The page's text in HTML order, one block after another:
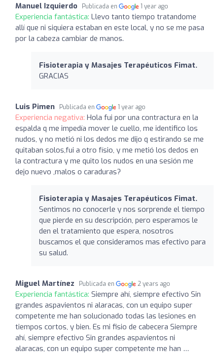
Manuel Izquierdo Publicada en 1 year ago
Experiencia fantástica: Llevo tanto tiempo tratandome
allí que ni siquiera estaban en este local, y no se me pasa
por la cabeza cambiar de manos.
Fisioterapia y Masajes Terapéuticos Fimat.
GRACIAS
Luis Pimen Publicada en 1 year ago
Experiencia negativa: Hola fui por una contractura en la
espalda q me impedía mover le cuello, me identifico los
nudos, y no metió ni los dedos me dijo q estirando se me
quitaban solos,fui a otro físio, y me metió los dedos en
la contractura y me quito los nudos en una sesión me
dejo nuevo ,malos o caraduras?
Fisioterapia y Masajes Terapéuticos Fimat.
Sentimos no conocerle y nos sorprende el tiempo
que pierde en su descripción, pero esperamos le
den el tratamiento que espera, nosotros
buscamos el que consideramos mas efectivo para
su salud.
Miguel Martínez Publicada en 2 years ago
Experiencia fantástica: Siempre ahí, siempre efectivo Sin
grandes aspavientos ni alaracas, con un equipo super
competente me han solucionado todas las lesiones en
tiempos cortos, y bien. Es mi fisio de cabecera Siempre
ahí, siempre efectivo Sin grandes aspavientos ni
alaracas, con un equipo super competente me han …